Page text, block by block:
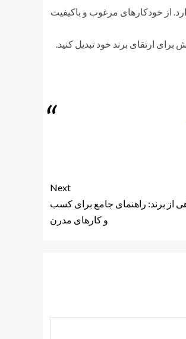
از خودکارهای مرغوب و باکیفیت
برای ارتقای برند خود تبدیل کنید.
Next
از برند: راهنمای جامع برای کسب
و کارهای مدرن